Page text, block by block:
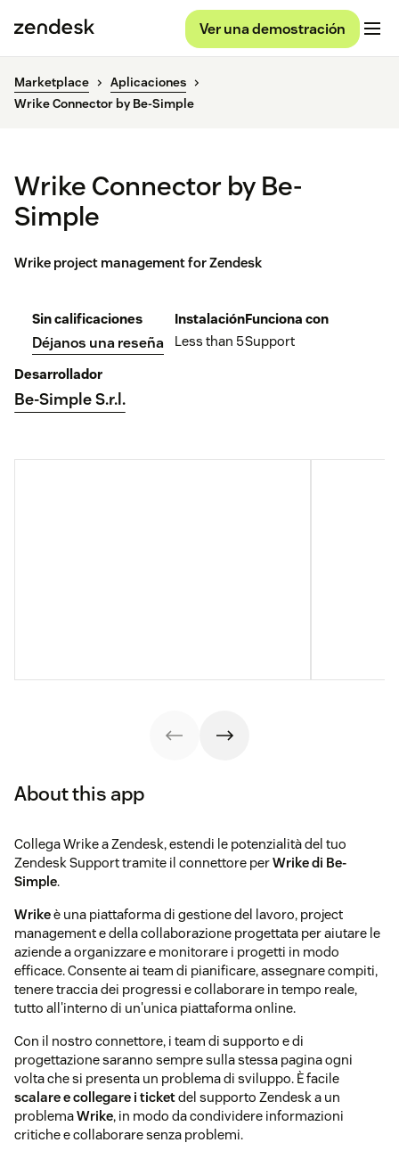
Ver una demostración
Marketplace
Aplicaciones
Wrike Connector by Be-Simple
Wrike Connector by Be-
Simple
Wrike project management for Zendesk
Sin calificaciones
Déjanos una reseña
Instalación
Less than 5
Funciona con
Support
Desarrollador
Be-Simple S.r.l.
About this app
Collega Wrike a Zendesk, estendi le potenzialità del tuo
Zendesk Support tramite il connettore perWrike di Be-
Simple.
Wrikeè una piattaforma di gestione del lavoro, project
management e della collaborazione progettata per aiutare le
aziende a organizzare e monitorare i progetti in modo
efficace. Consente ai team di pianificare, assegnare compiti,
tenere traccia dei progressi e collaborare in tempo reale,
tutto all'interno di un'unica piattaforma online.
Con il nostro connettore, i team di supporto e di
progettazione saranno sempre sulla stessa pagina ogni
volta che si presenta un problema di sviluppo. È facile
scalare e collegare i ticketdel supporto Zendesk a un
problemaWrike, in modo da condividere informazioni
critiche e collaborare senza problemi.